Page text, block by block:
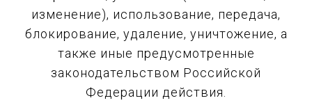
изменение), использование, передача,
блокирование, удаление, уничтожение, а
также иные предусмотренные
законодательством Российской
Федерации действия.